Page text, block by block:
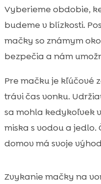
Vyberieme obdobie,
budeme v blízkosti.
mačky so známym
bezpečia a nám
Pre mačku je kľúčové
trávi čas vonku.
sa mohla kedykoľvek
miska s vodou a jedlo.
domov má svoje
Zvykanie mačky na